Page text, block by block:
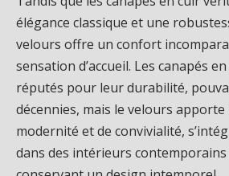
élégance classique et une
velours offre un confort
sensation d’accueil. Les canapés
réputés pour leur durabilité,
décennies, mais le velours
modernité et de convivialité,
dans des intérieurs